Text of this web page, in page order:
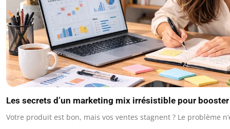
Les secrets d’un marketing mix irrésistible pour
Votre produit est bon, mais vos ventes stagnent ? Le problème